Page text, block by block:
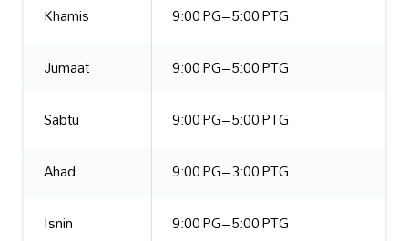
Khamis
9:00 PG–5:00 PTG
Jumaat
9:00 PG–5:00 PTG
Sabtu
9:00 PG–5:00 PTG
Ahad
9:00 PG–3:00 PTG
Isnin
9:00 PG–5:00 PTG